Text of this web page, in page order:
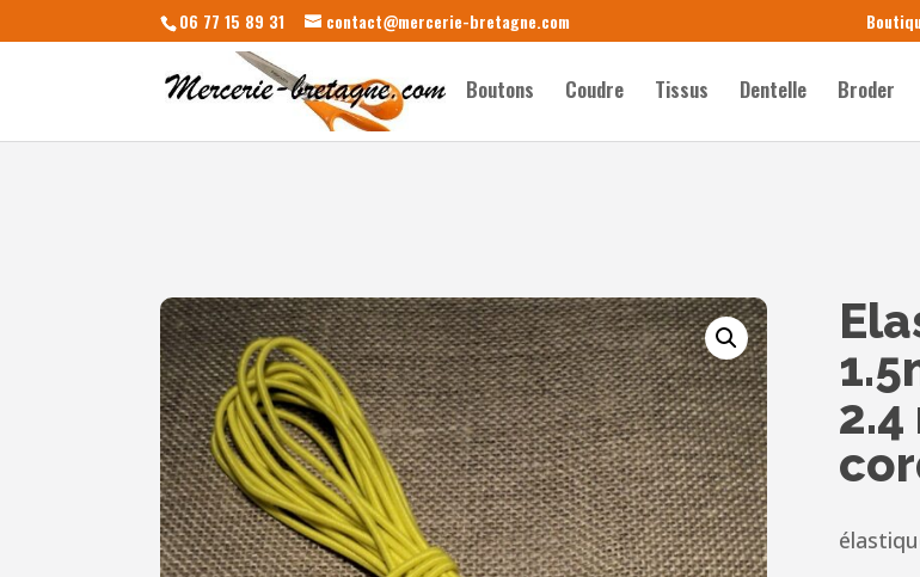
06 77 15 89 31 contact@mercerie-bretagne.com
Boutons Coudre Tissus Dentelle Broder